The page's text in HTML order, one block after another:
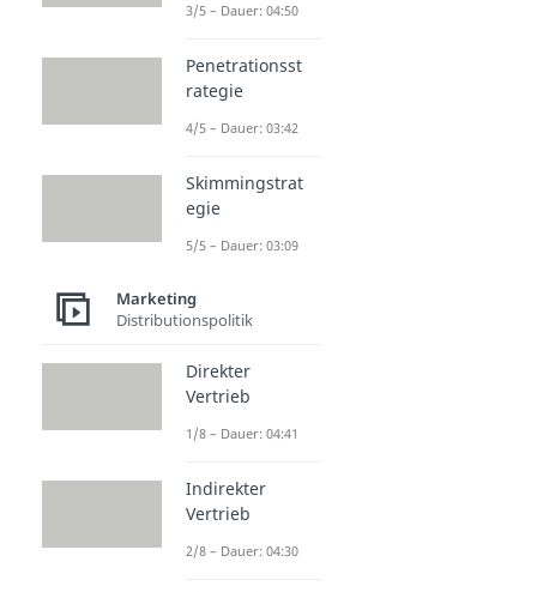
3/5 – Dauer: 04:50
Penetrationsst
rategie
4/5 – Dauer: 03:42
Skimmingstrat
egie
5/5 – Dauer: 03:09
Marketing
Distributionspolitik
Direkter
Vertrieb
1/8 – Dauer: 04:41
Indirekter
Vertrieb
2/8 – Dauer: 04:30